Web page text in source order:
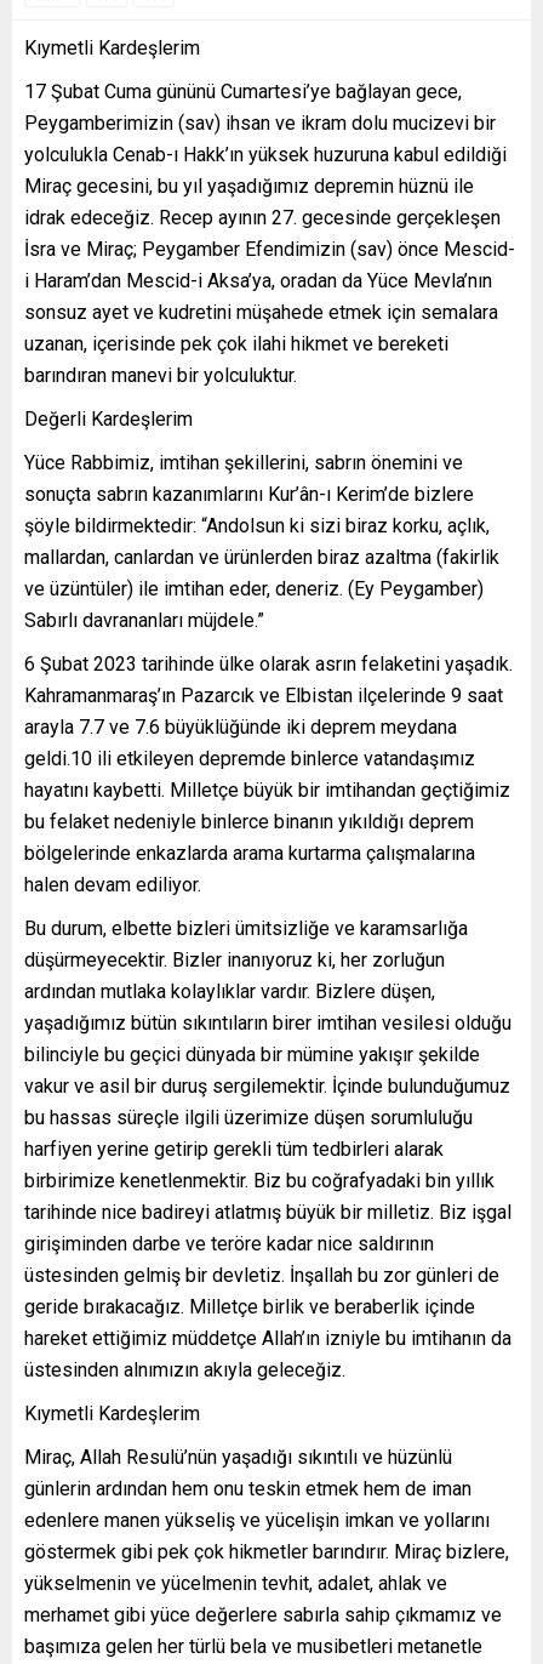
Kıymetli Kardeşlerim
17 Şubat Cuma gününü Cumartesi’ye bağlayan gece,
Peygamberimizin (sav) ihsan ve ikram dolu mucizevi bir
yolculukla Cenab-ı Hakk’ın yüksek huzuruna kabul edildiği
Miraç gecesini, bu yıl yaşadığımız depremin hüznü ile
idrak edeceğiz. Recep ayının 27. gecesinde gerçekleşen
İsra ve Miraç; Peygamber Efendimizin (sav) önce Mescid-
i Haram’dan Mescid-i Aksa’ya, oradan da Yüce Mevla’nın
sonsuz ayet ve kudretini müşahede etmek için semalara
uzanan, içerisinde pek çok ilahi hikmet ve bereketi
barındıran manevi bir yolculuktur.
Değerli Kardeşlerim
Yüce Rabbimiz, imtihan şekillerini, sabrın önemini ve
sonuçta sabrın kazanımlarını Kur’ân-ı Kerim’de bizlere
şöyle bildirmektedir: “Andolsun ki sizi biraz korku, açlık,
mallardan, canlardan ve ürünlerden biraz azaltma (fakirlik
ve üzüntüler) ile imtihan eder, deneriz. (Ey Peygamber)
Sabırlı davrananları müjdele.”
6 Şubat 2023 tarihinde ülke olarak asrın felaketini yaşadık.
Kahramanmaraş’ın Pazarcık ve Elbistan ilçelerinde 9 saat
arayla 7.7 ve 7.6 büyüklüğünde iki deprem meydana
geldi.10 ili etkileyen depremde binlerce vatandaşımız
hayatını kaybetti. Milletçe büyük bir imtihandan geçtiğimiz
bu felaket nedeniyle binlerce binanın yıkıldığı deprem
bölgelerinde enkazlarda arama kurtarma çalışmalarına
halen devam ediliyor.
Bu durum, elbette bizleri ümitsizliğe ve karamsarlığa
düşürmeyecektir. Bizler inanıyoruz ki, her zorluğun
ardından mutlaka kolaylıklar vardır. Bizlere düşen,
yaşadığımız bütün sıkıntıların birer imtihan vesilesi olduğu
bilinciyle bu geçici dünyada bir mümine yakışır şekilde
vakur ve asil bir duruş sergilemektir. İçinde bulunduğumuz
bu hassas süreçle ilgili üzerimize düşen sorumluluğu
harfiyen yerine getirip gerekli tüm tedbirleri alarak
birbirimize kenetlenmektir. Biz bu coğrafyadaki bin yıllık
tarihinde nice badireyi atlatmış büyük bir milletiz. Biz işgal
girişiminden darbe ve teröre kadar nice saldırının
üstesinden gelmiş bir devletiz. İnşallah bu zor günleri de
geride bırakacağız. Milletçe birlik ve beraberlik içinde
hareket ettiğimiz müddetçe Allah’ın izniyle bu imtihanın da
üstesinden alnımızın akıyla geleceğiz.
Kıymetli Kardeşlerim
Miraç, Allah Resulü’nün yaşadığı sıkıntılı ve hüzünlü
günlerin ardından hem onu teskin etmek hem de iman
edenlere manen yükseliş ve yücelişin imkan ve yollarını
göstermek gibi pek çok hikmetler barındırır. Miraç bizlere,
yükselmenin ve yücelmenin tevhit, adalet, ahlak ve
merhamet gibi yüce değerlere sabırla sahip çıkmamız ve
başımıza gelen her türlü bela ve musibetleri metanetle